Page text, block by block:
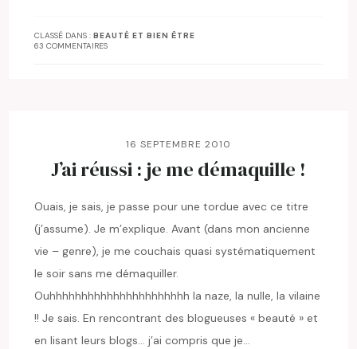
CLASSÉ DANS :BEAUTÉ ET BIEN ÊTRE
63 COMMENTAIRES
16 SEPTEMBRE 2010
J’ai réussi : je me démaquille !
Ouais, je sais, je passe pour une tordue avec ce titre
(j’assume). Je m’explique. Avant (dans mon ancienne
vie – genre), je me couchais quasi systématiquement
le soir sans me démaquiller.
Ouhhhhhhhhhhhhhhhhhhhhhh la naze, la nulle, la vilaine
!! Je sais. En rencontrant des blogueuses « beauté » et
en lisant leurs blogs… j’ai compris que je…